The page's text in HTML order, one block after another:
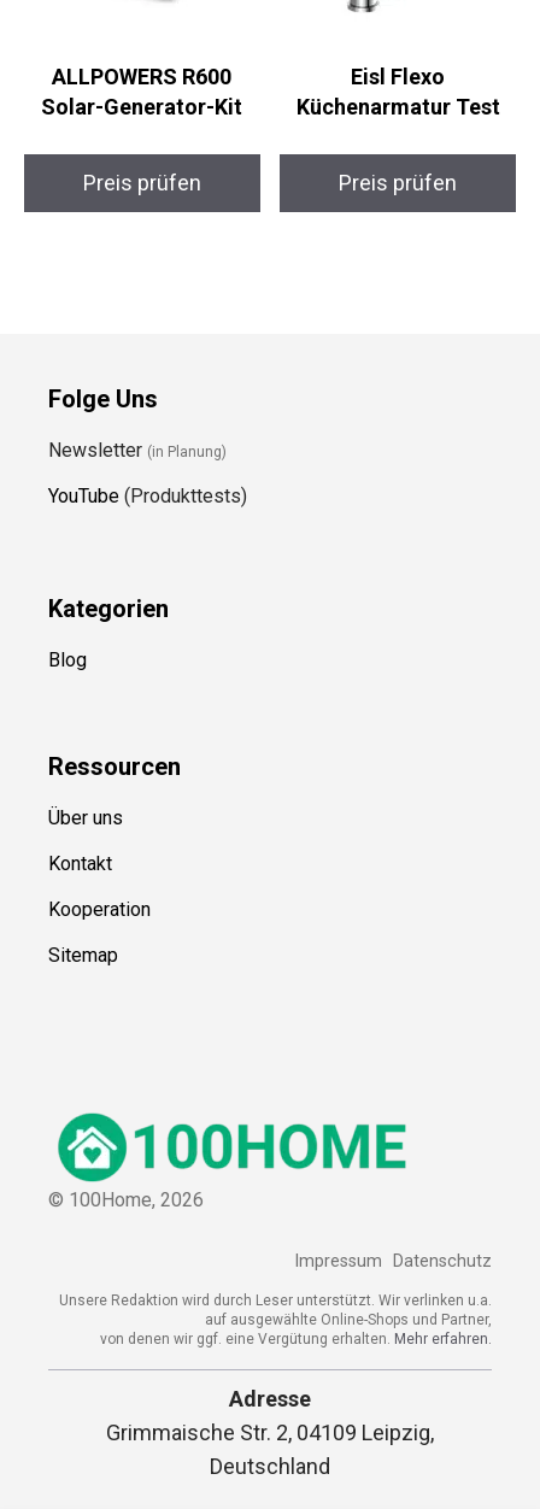
ALLPOWERS R600
Solar-Generator-Kit
Preis prüfen
Eisl Flexo
Küchenarmatur Test
Preis prüfen
Folge Uns
Newsletter (in Planung)
YouTube (Produkttests)
Kategorien
Blog
Ressourcen
Über uns
Kontakt
Kooperation
Sitemap
© 100Home, 2026
Impressum Datenschutz
Unsere Redaktion wird durch Leser unterstützt. Wir verlinken u.a.
auf ausgewählte Online-Shops und Partner,
von denen wir ggf. eine Vergütung erhalten. Mehr erfahren.
Adresse
Grimmaische Str. 2, 04109 Leipzig,
Deutschland